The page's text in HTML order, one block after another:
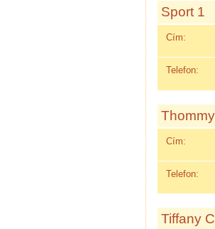
Sport 1
Cím:
Telefon:
Thommy
Cím:
Telefon:
Tiffany